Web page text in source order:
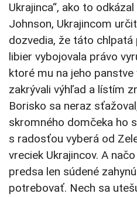
Ukrajinca“, ako to
Johnson, Ukrajincom
dozvedia, že táto
libier vybojovala právo
ktoré mu na jeho
zakrývali výhľad a lístím
Borisko sa neraz
skromného domčeka ho
s radosťou vyberá od
vreciek Ukrajincov. A
predsa len súdené
potrebovať. Nech sa